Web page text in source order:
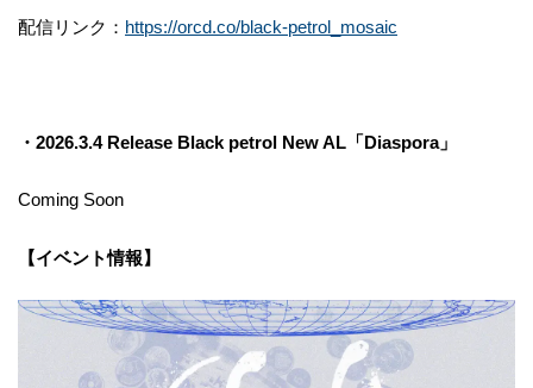
配信リンク： https://orcd.co/black-petrol_mosaic
・2026.3.4 Release Black petrol New AL「Diaspora」
Coming Soon
【イベント情報】